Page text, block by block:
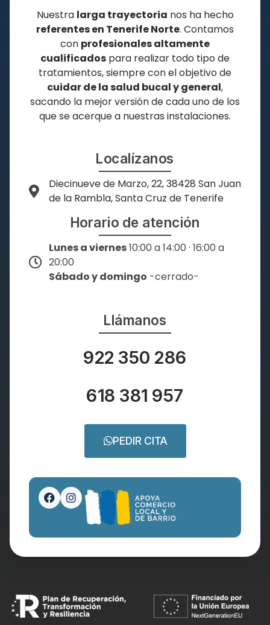
Nuestra larga trayectoria nos ha hecho
referentes en Tenerife Norte. Contamos
con profesionales altamente
cualificados para realizar todo tipo de
tratamientos, siempre con el objetivo de
cuidar de la salud bucal y general,
sacando la mejor versión de cada uno de los
que se acerque a nuestras instalaciones.
Localízanos
Diecinueve de Marzo, 22, 38428 San Juan
de la Rambla, Santa Cruz de Tenerife
Horario de atención
Lunes a viernes10:00 a 14:00 · 16:00 a
20:00
Sábado y domingo -cerrado-
Llámanos
922 350 286
618 381 957
PEDIR CITA